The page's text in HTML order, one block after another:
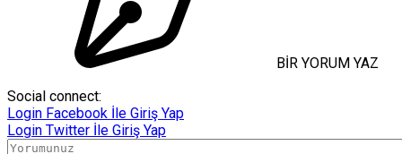
BİR YORUM YAZ
Social connect:
Login Facebook İle Giriş Yap
Login Twitter İle Giriş Yap